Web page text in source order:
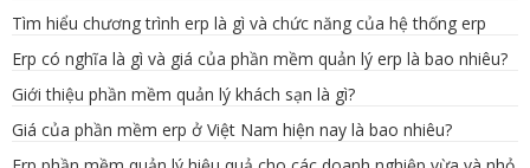
Tìm hiểu chương trình erp là gì và chức năng của hệ thống erp
Erp có nghĩa là gì và giá của phần mềm quản lý erp là bao nhiêu?
Giới thiệu phần mềm quản lý khách sạn là gì?
Giá của phần mềm erp ở Việt Nam hiện nay là bao nhiêu?